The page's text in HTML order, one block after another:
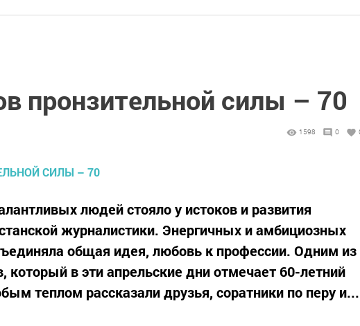
пронзительной силы – 70
1598 0
людей стояло у истоков и развития
журналистики. Энергичных и амбициозных
общая идея, любовь к профессии. Одним из
который в эти апрельские дни отмечает 60-летний
теплом рассказали друзья, соратники по перу и...